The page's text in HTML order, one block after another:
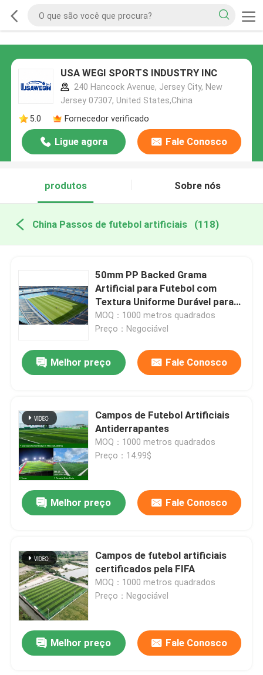
USA WEGI SPORTS INDUSTRY INC
240 Hancock Avenue, Jersey City, New
Jersey 07307, United States,China
5.0
Fornecedor verificado
Ligue agora Fale Conosco
produtos Sobre nós
China Passos de futebol artificiais (118)
50mm PP Backed Grama
Artificial para Futebol com
Textura Uniforme Durável para
Campos de Futebol
MOQ：1000 metros quadrados
Preço：Negociável
Melhor preço Fale Conosco
Campos de Futebol Artificiais
Antiderrapantes
MOQ：1000 metros quadrados
Preço：14.99$
Melhor preço Fale Conosco
Campos de futebol artificiais
certificados pela FIFA
MOQ：1000 metros quadrados
Preço：Negociável
Melhor preço Fale Conosco